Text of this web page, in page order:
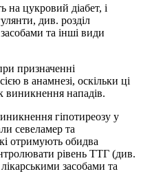
на цукровий діабет, і
див. розділ
та інші види
призначенні
в анамнезі, оскільки ці
виникнення нападів.
гіпотиреозу у
севеламер та
отримують обидва
рівень TTГ (див.
засобами та